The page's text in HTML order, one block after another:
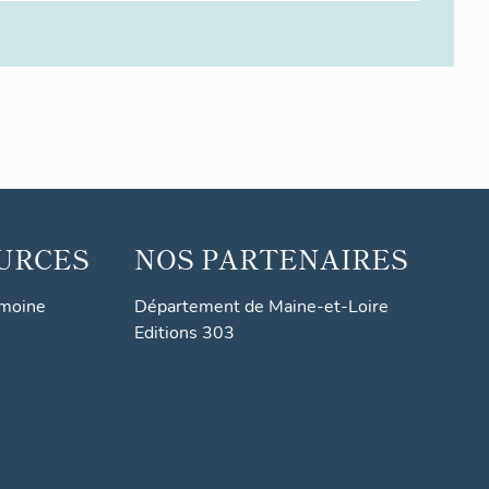
NOS PARTENAIRES
Département de Maine-et-Loire
Editions 303